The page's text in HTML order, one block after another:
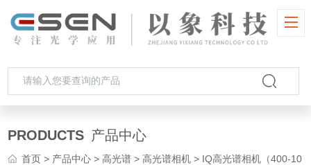
PRODUCTS 产品中心
首页 > 产品中心 >高光谱 >高光谱相机 > IQ高光谱相机（400-1000nm）